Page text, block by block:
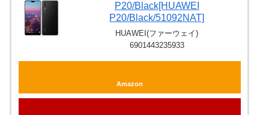
P20/Black[HUAWEI
P20/Black/51092NAT]
HUAWEI(ファーウェイ)
6901443235933
Amazon